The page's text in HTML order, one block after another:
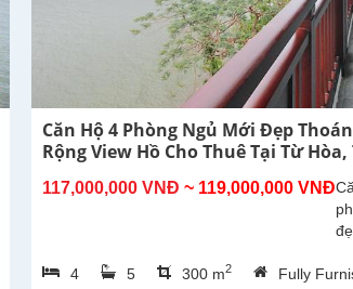
Căn Hộ 4 Phòng Ngủ Mới Đẹp
Rộng View Hồ Cho Thuê Tại Từ
117,000,000 VNĐ ~ 119,000,000 VNĐ
4 5 300 m2 Fully